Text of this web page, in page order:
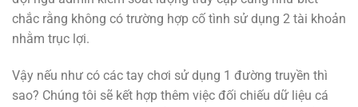
chắc rằng không có trường hợp cố tình sử dụng 2 tài khoản
nhằm trục lợi.
Vậy nếu như có các tay chơi sử dụng 1 đường truyền thì
sao? Chúng tôi sẽ kết hợp thêm việc đối chiếu dữ liệu cá